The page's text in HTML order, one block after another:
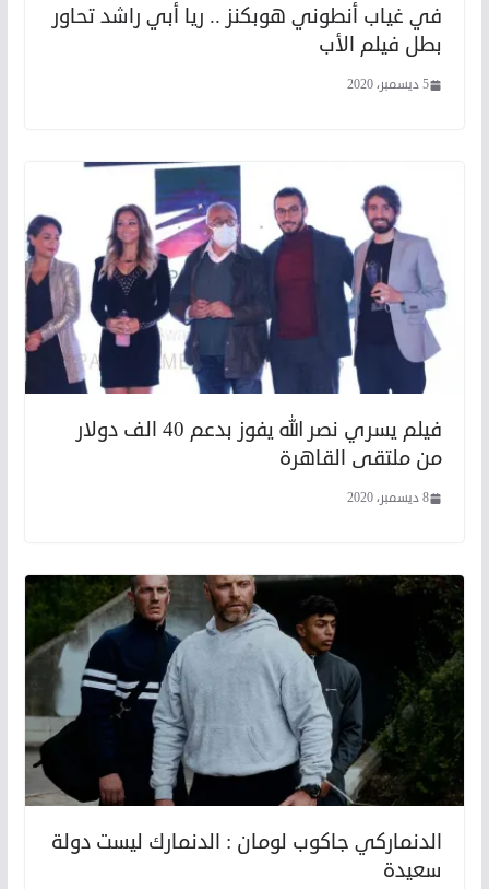
في غياب أنطوني هوبكنز .. ريا أبي راشد تحاور
بطل فيلم الأب
5 ديسمبر، 2020
فيلم يسري نصر الله يفوز بدعم 40 الف دولار
من ملتقى القاهرة
8 ديسمبر، 2020
الدنماركي جاكوب لومان : الدنمارك ليست دولة
سعيدة